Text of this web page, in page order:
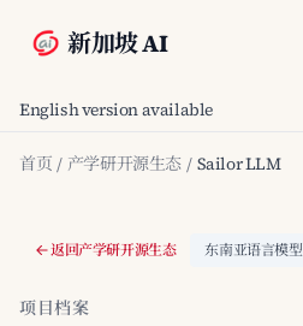
新加坡 AI
English version available
首页 / 产学研开源生态 / Sailor LLM
返回产学研开源生态 东南亚语言模型
项目档案